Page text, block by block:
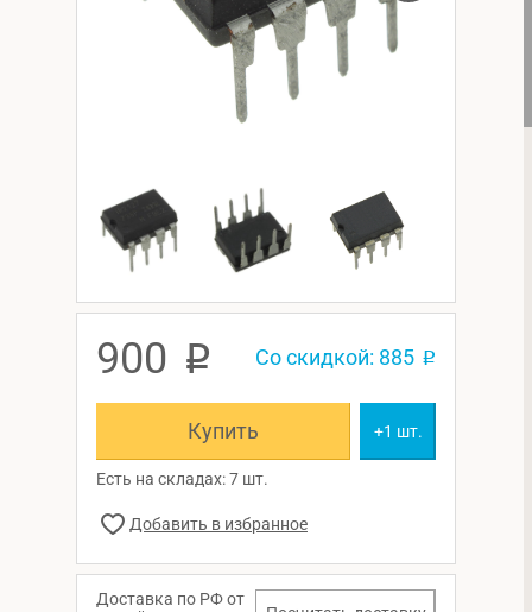
900 p Со скидкой: 885 p
Купить +1 шт.
Есть на складах: 7 шт.
Доставка по РФ от